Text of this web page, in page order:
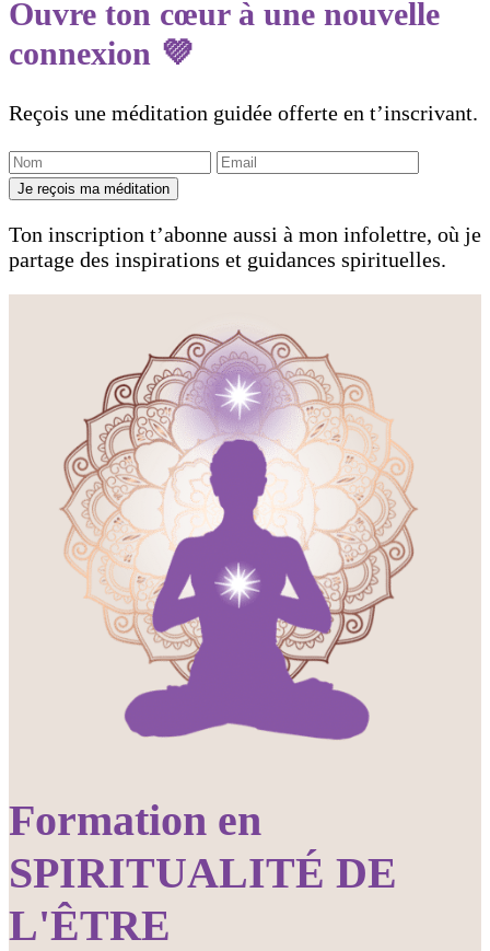
Ouvre ton cœur à une nouvelle
connexion 💜
Reçois une méditation guidée offerte en t’inscrivant.
Je reçois ma méditation
Ton inscription t’abonne aussi à mon infolettre, où je
partage des inspirations et guidances spirituelles.
Formation en
SPIRITUALITÉ DE
L'ÊTRE